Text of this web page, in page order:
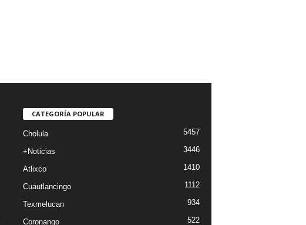
CATEGORÍA POPULAR
Cholula 5457
+Noticias 3446
Atlixco 1410
Cuautlancingo 1112
Texmelucan 934
Coronango 522